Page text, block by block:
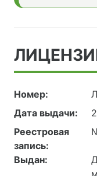
Номер:
Дата выдачи:
Реестровая
запись:
Выдан: